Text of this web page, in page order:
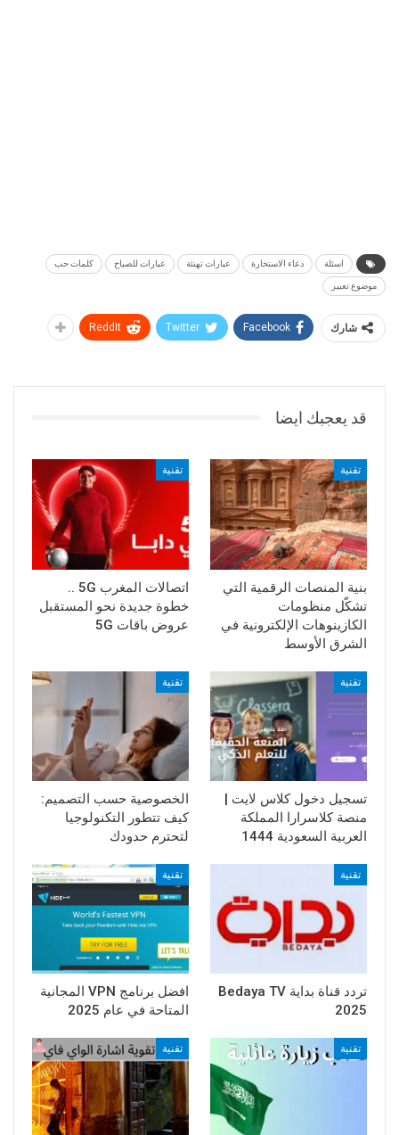
اسئلة دعاء الاستخارة عبارات تهنئة عبارات للصباح كلمات حب
موضوع تعبير
شارك Facebook
Twitter
ReddIt
قد يعجبك ايضا
تقنية
بنية المنصات الرقمية التي
تشكّل منظومات
الكازينوهات الإلكترونية في
الشرق الأوسط
تقنية
اتصالات المغرب 5G ..
خطوة جديدة نحو المستقبل
عروض باقات 5G
تقنية
تسجيل دخول كلاس لايت |
منصة كلاسرارا المملكة
العربية السعودية 1444
تقنية
الخصوصية حسب التصميم:
كيف تتطور التكنولوجيا
لتحترم حدودك
تقنية
تردد قناة بداية Bedaya TV
2025
تقنية
افضل برنامج VPN المجانية
المتاحة في عام 2025
تقنية تقنية